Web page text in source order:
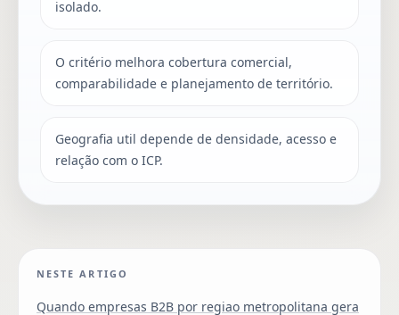
isolado.
O critério melhora cobertura comercial,
comparabilidade e planejamento de território.
Geografia util depende de densidade, acesso e
relação com o ICP.
NESTE ARTIGO
Quando empresas B2B por regiao metropolitana gera